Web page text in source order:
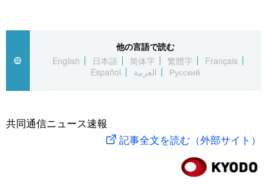
العربية
社会
旅と暮らし
社会
文化
科学・技術
暮らし
お知らせ
他の言語で読む
English
日本語 简体字 繁體字
Français
Español
العربية Русский
共同通信ニュース速報
記事全文を読む（外部サイト）